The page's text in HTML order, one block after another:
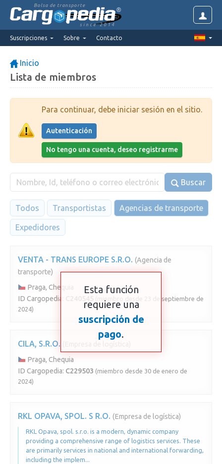
Bolsa de transporte
since 2014
Suscripciones Sobre Contacto
Inicio
Lista de miembros
Para continuar, debe iniciar sesión en el sitio.
Autenticación
No tengo una cuenta, deseo registrarme
Buscar
Todos Transportistas Agencias de transporte
Expedidores
VENTA - TRANS EUROPE S.R.O. (Agencia de
transporte)
Praga, Chequia
ID Cargopedia:
(miembro desde 23 de septiembre de
2024)
CILA, S.R.O.
Praga, Chequia
ID Cargopedia: C229503 (miembro desde 30 de enero de
2024)
RKL OPAVA, SPOL. S R.O. (Empresa de logística)
RKL Opava, spol. s.r.o. is a modern, dynamic company
providing a comprehensive range of logistics services. These
are primarily services in national and international forwarding,
including the implem...
Esta función
requiere una
suscripción de
pago.